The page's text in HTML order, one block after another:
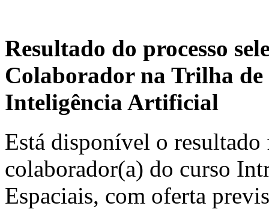
Resultado do processo
Colaborador na Trilha de
Inteligência Artificial
Está disponível o resultado
colaborador(a) do curso
Espaciais, com oferta